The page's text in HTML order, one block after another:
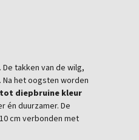
. De takken van de wilg,
het oogsten worden
diepbruine kleur
én duurzamer. De
cm verbonden met